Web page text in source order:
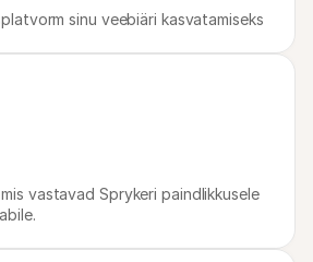
sinu veebiäri kasvatamiseks
vastavad Sprykeri paindlikkusele